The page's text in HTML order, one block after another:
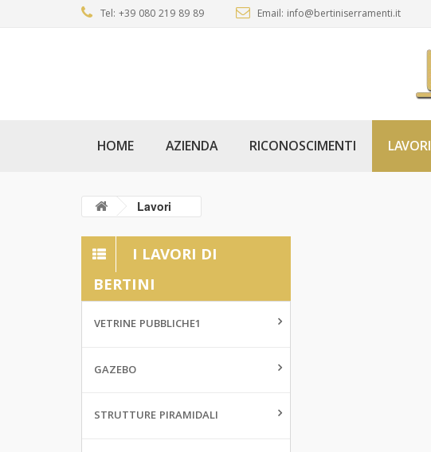
Tel: +39 080 219 89 89 Email: info@bertiniserramenti.it
HOME AZIENDA RICONOSCIMENTI LAVORI
Lavori
I LAVORI DI
BERTINI
VETRINE PUBBLICHE1
GAZEBO
STRUTTURE PIRAMIDALI